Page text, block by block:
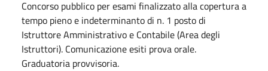
Concorso pubblico per esami finalizzato alla copertura a
tempo pieno e indeterminanto di n. 1 posto di
Istruttore Amministrativo e Contabile (Area degli
Istruttori). Comunicazione esiti prova orale.
Graduatoria provvisoria.